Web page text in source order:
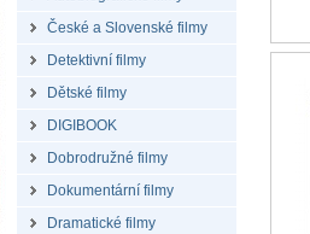
České a Slovenské filmy
Detektivní filmy
Dětské filmy
DIGIBOOK
Dobrodružné filmy
Dokumentární filmy
Dramatické filmy